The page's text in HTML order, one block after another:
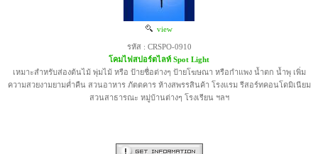
view
รหัส : CRSPO-0910
โคมไฟสปอร์ตไลท์ Spot Light
เหมาะสำหรับส่องต้นไม้ พุ่มไม้ หรือ ป้ายชื่อต่างๆ ป้ายโฆษณา หรือกำแพง น้ำตก น้ำพุ เพิ่ม
ความสวยงามยามค่ำคืน สวนอาหาร ภัตตคาร ห้างสพรรสินค้า โรงแรม รีสอร์ทคอนโดมิเนียม
สวนสาธารณะ หมู่บ้านต่างๆ โรงเรียน ฯลฯ